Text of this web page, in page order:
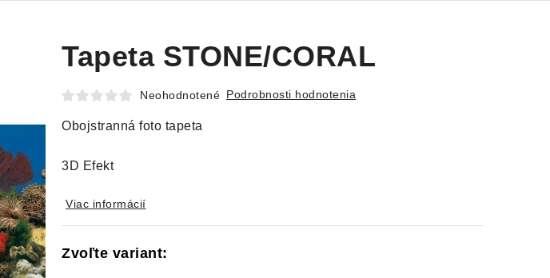
Tapeta STONE/CORAL
Neohodnotené Podrobnosti hodnotenia
Obojstranná foto tapeta
3D Efekt
Viac informácií